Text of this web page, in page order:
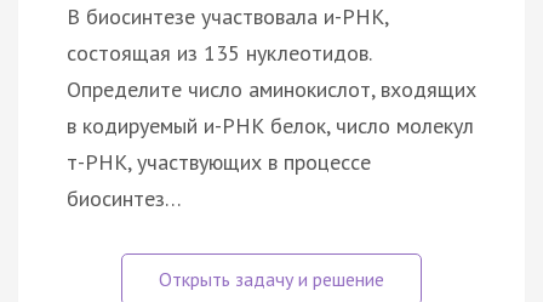
В биосинтезе участвовала и-РНК,
состоящая из 135 нуклеотидов.
Определите число аминокислот, входящих
в кодируемый и-РНК белок, число молекул
т-РНК, участвующих в процессе
биосинтез…